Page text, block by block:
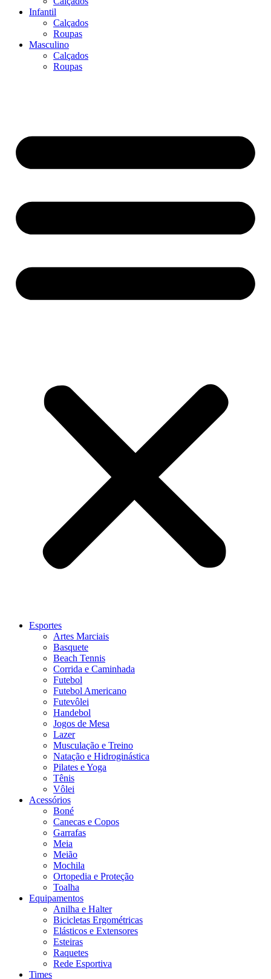
Infantil
Calçados
Roupas
Masculino
Calçados
Roupas
Esportes
Artes Marciais
Basquete
Beach Tennis
Corrida e Caminhada
Futebol
Futebol Americano
Futevôlei
Handebol
Jogos de Mesa
Lazer
Musculação e Treino
Natação e Hidroginástica
Pilates e Yoga
Tênis
Vôlei
Acessórios
Boné
Canecas e Copos
Garrafas
Meia
Meião
Mochila
Ortopedia e Proteção
Toalha
Equipamentos
Anilha e Halter
Bicicletas Ergométricas
Elásticos e Extensores
Esteiras
Raquetes
Rede Esportiva
Times